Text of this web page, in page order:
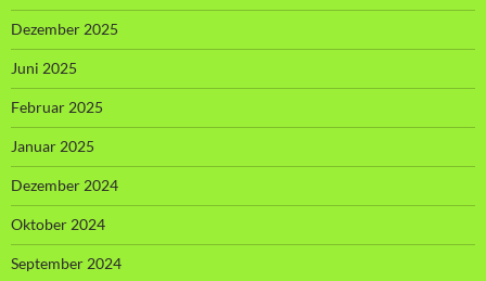
Dezember 2025
Juni 2025
Februar 2025
Januar 2025
Dezember 2024
Oktober 2024
September 2024